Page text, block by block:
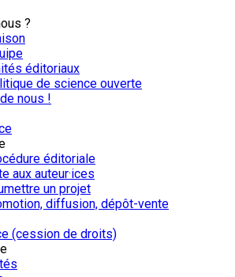
?
éditoriaux
de science ouverte
nous !
éditoriale
aux auteur·ices
un projet
diffusion, dépôt-vente
(cession de droits)